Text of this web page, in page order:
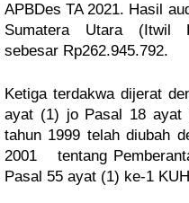
APBDes TA 2021. Hasil
Sumatera Utara (Itwil
sebesar Rp262.945.792.
Ketiga terdakwa dijerat
ayat (1) jo Pasal 18
tahun 1999 telah
2001 tentang
Pasal 55 ayat (1) ke-1